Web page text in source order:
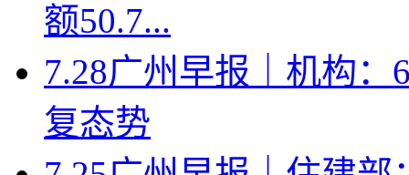
额50.7...
7.28广州早报｜机构
复态势